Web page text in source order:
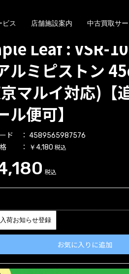
ビス 店舗施設案内 中古買取サ
Leaf : VSR-
ルミピストン
マルイ対応)【
ル便可】
ド 4589565987576
￥4,180 税込
税込
荷お知らせ登録
お気に入りに追加